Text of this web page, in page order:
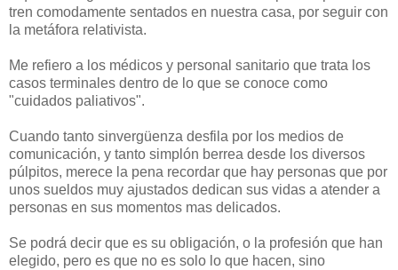
tren comodamente sentados en nuestra casa, por seguir con
la metáfora relativista.
Me refiero a los médicos y personal sanitario que trata los
casos terminales dentro de lo que se conoce como
"cuidados paliativos".
Cuando tanto sinvergüenza desfila por los medios de
comunicación, y tanto simplón berrea desde los diversos
púlpitos, merece la pena recordar que hay personas que por
unos sueldos muy ajustados dedican sus vidas a atender a
personas en sus momentos mas delicados.
Se podrá decir que es su obligación, o la profesión que han
elegido, pero es que no es solo lo que hacen, sino